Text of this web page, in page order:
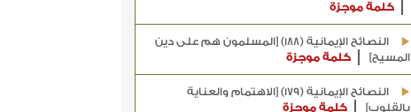
كلمة موجزة
النصائح الإيمانية (188) [المسلمون هم على دين
المسيح]
كلمة موجزة
النصائح الإيمانية (179) [الاهتمام والعناية
بالقلوب]
كلمة موجزة